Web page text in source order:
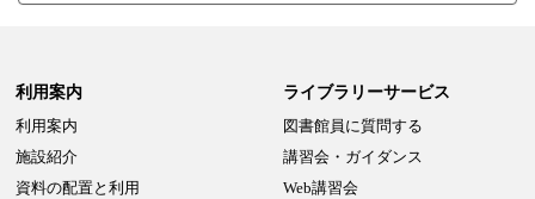
利用案内
利用案内
施設紹介
資料の配置と利用
ライブラリーサービス
図書館員に質問する
講習会・ガイダンス
Web講習会